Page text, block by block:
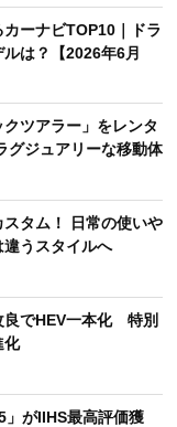
カーナビTOP10｜ドラ
は？【2026年6月
ツアラー」をレンタ
グジュアリーな移動体
タム！ 日常の使いや
うスタイルへ
良でHEV一本化 特別
化
」がIIHS最高評価獲